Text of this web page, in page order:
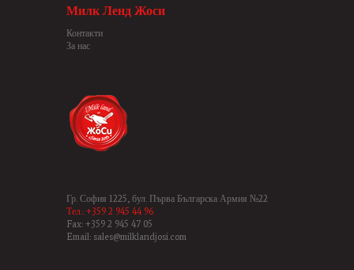
Милк Ленд Жоси
Контакти
За нас
Гр. София 1225, бул. Първа Българска Армия №22
Тел.: +359 2 945 44 96
Fax: +359 2 945 47 05
Email: sales@milklandjosi.com